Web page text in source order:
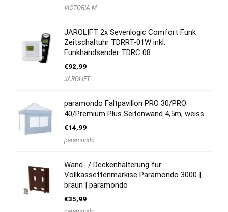
VICTORIA M
JAROLIFT 2x Sevenlogic Comfort Funk
Zeitschaltuhr TDRRT-01W inkl.
Funkhandsender TDRC 08
€92,99
JAROLIFT
paramondo Faltpavillon PRO 30/PRO
40/Premium Plus Seitenwand 4,5m, weiss
€14,99
paramondo
Wand- / Deckenhalterung für
Vollkassettenmarkise Paramondo 3000 |
braun | paramondo
€35,99